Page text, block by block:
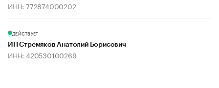
ИНН: 772874000202
ДЕЙСТВУЕТ
ИП Стремяков Анатолий Борисович
ИНН: 420530100269